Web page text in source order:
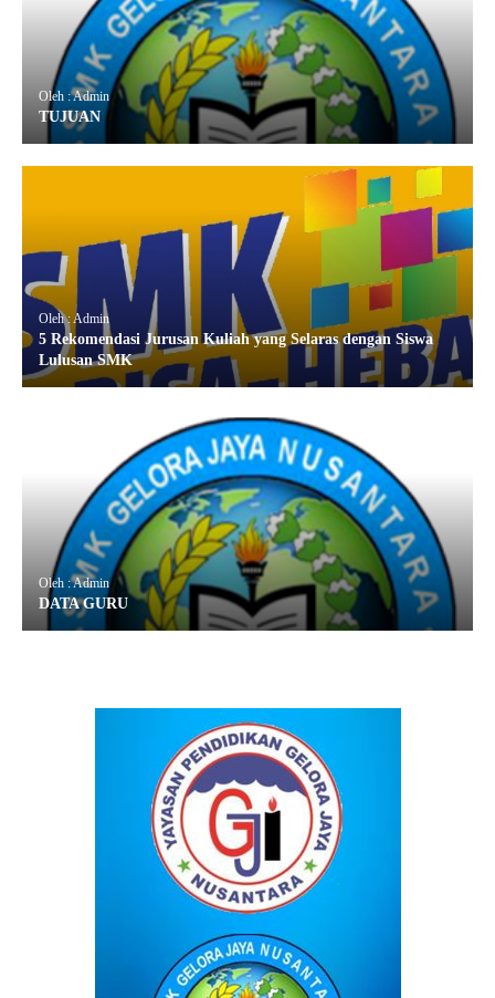
Oleh : Admin
TUJUAN
Oleh : Admin
5 Rekomendasi Jurusan Kuliah yang Selaras dengan Siswa
Lulusan SMK
Oleh : Admin
DATA GURU